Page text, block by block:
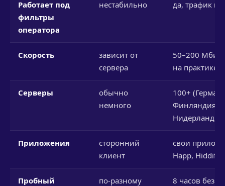
Работает под
фильтры
оператора
нестабильно да, трафик
Скорость
зависит от
сервера
50–200
на практике)
Серверы
обычно
немного
100+
Финляндия,
Нидерланды
Приложения
сторонний
клиент
свои
Happ, Hiddify
Пробный
по-разному 8 часов без